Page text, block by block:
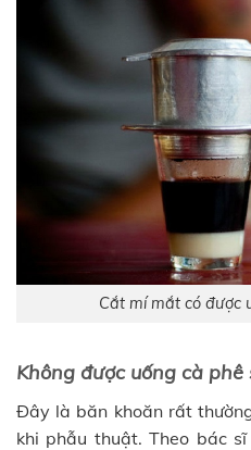
Cắt mí mắt có được
Không được uống cà
Đây là băn khoăn rất
khi phẫu thuật. Theo bác